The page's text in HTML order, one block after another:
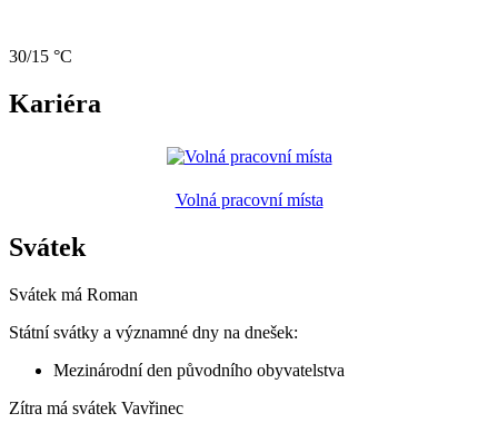
30/15 °C
Kariéra
Volná pracovní místa
Svátek
Svátek má Roman
Státní svátky a významné dny na dnešek:
Mezinárodní den původního obyvatelstva
Zítra má svátek Vavřinec